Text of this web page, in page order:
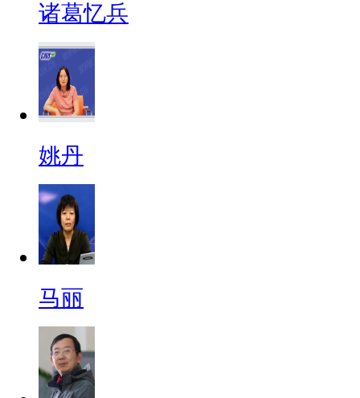
诸葛忆兵
姚丹
马丽